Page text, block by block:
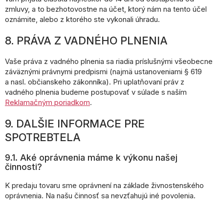
zmluvy, a to bezhotovostne na účet, ktorý nám na tento účel
oznámite, alebo z ktorého ste vykonali úhradu.
8. PRÁVA Z VADNÉHO PLNENIA
Vaše práva z vadného plnenia sa riadia príslušnými všeobecne
záväznými právnymi predpismi (najmä ustanoveniami § 619
a nasl. občianskeho zákonníka). Pri uplatňovaní práv z
vadného plnenia budeme postupovať v súlade s naším
Reklamačným poriadkom.
9. DALŠIE INFORMACE PRE
SPOTREBTELA
9.1. Aké oprávnenia máme k výkonu našej
činnosti?
K predaju tovaru sme oprávnení na základe živnostenského
oprávnenia. Na našu činnosť sa nevzťahujú iné povolenia.